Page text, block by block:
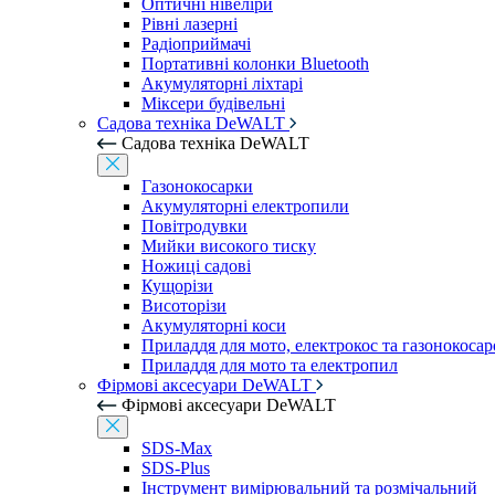
Оптичні нівеліри
Рівні лазерні
Радіоприймачі
Портативні колонки Bluetooth
Акумуляторні ліхтарі
Міксери будівельні
Садова техніка DeWALT
Садова техніка DeWALT
Газонокосарки
Акумуляторні електропили
Повітродувки
Мийки високого тиску
Ножиці садові
Кущорізи
Висоторізи
Акумуляторні коси
Приладдя для мото, електрокос та
Приладдя для мото та електропил
Фірмові аксесуари DeWALT
Фірмові аксесуари DeWALT
SDS-Max
SDS-Plus
Інструмент вимірювальний та розмічальний